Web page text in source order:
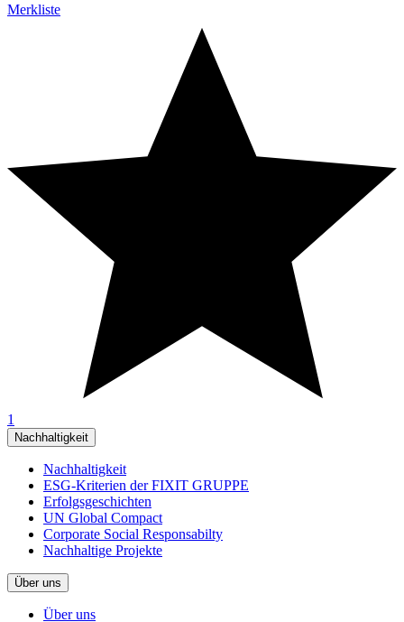
Merkliste
1
Nachhaltigkeit
Nachhaltigkeit
ESG-Kriterien der FIXIT GRUPPE
Erfolgsgeschichten
UN Global Compact
Corporate Social Responsabilty
Nachhaltige Projekte
Über uns
Über uns